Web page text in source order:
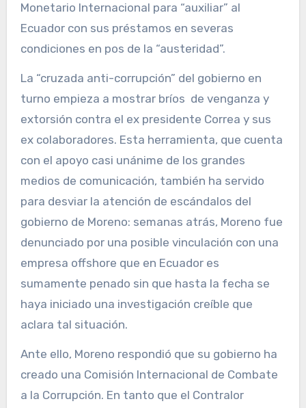
Monetario Internacional para “auxiliar” al
Ecuador con sus préstamos en severas
condiciones en pos de la “austeridad”.
La “cruzada anti-corrupción” del gobierno en
turno empieza a mostrar bríos de venganza y
extorsión contra el ex presidente Correa y sus
ex colaboradores. Esta herramienta, que cuenta
con el apoyo casi unánime de los grandes
medios de comunicación, también ha servido
para desviar la atención de escándalos del
gobierno de Moreno: semanas atrás, Moreno fue
denunciado por una posible vinculación con una
empresa offshore que en Ecuador es
sumamente penado sin que hasta la fecha se
haya iniciado una investigación creíble que
aclara tal situación.
Ante ello, Moreno respondió que su gobierno ha
creado una Comisión Internacional de Combate
a la Corrupción. En tanto que el Contralor